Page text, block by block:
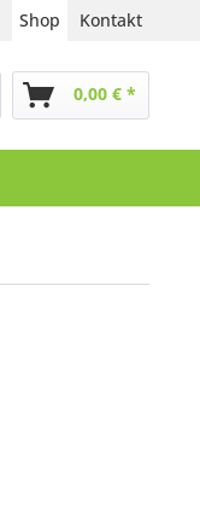
Shop Kontakt
0,00 € *